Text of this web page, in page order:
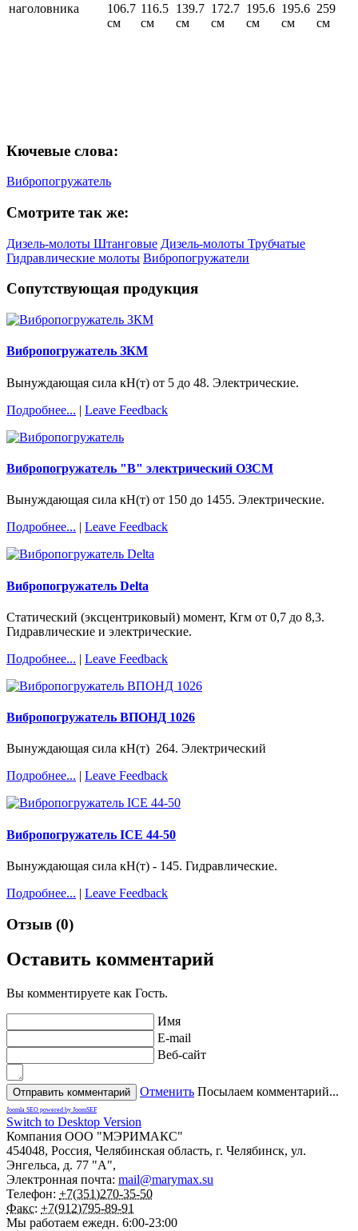
наголовника
106.7
см
116.5
см
139.7
см
172.7
см
195.6
см
195.6
см
259
см
Кючевые слова:
Вибропогружатель
Смотрите так же:
Дизель-молоты Штанговые Дизель-молоты Трубчатые
Гидравлические молоты Вибропогружатели
Сопутствующая продукция
Вибропогружатель ЗКМ
Вынуждающая сила кН(т) от 5 до 48. Электрические.
Подробнее... | Leave Feedback
Вибропогружатель "В" электрический ОЗСМ
Вынуждающая сила кН(т) от 150 до 1455. Электрические.
Подробнее... | Leave Feedback
Вибропогружатель Delta
Статический (эксцентриковый) момент, Кгм от 0,7 до 8,3.
Гидравлические и электрические.
Подробнее... | Leave Feedback
Вибропогружатель ВПОНД 1026
Вынуждающая сила кН(т) 264. Электрический
Подробнее... | Leave Feedback
Вибропогружатель ICE 44-50
Вынуждающая сила кН(т) - 145. Гидравлические.
Подробнее... | Leave Feedback
Отзыв (0)
Оставить комментарий
Вы комментируете как Гость.
Имя
E-mail
Веб-сайт
Отменить Посылаем комментарий...
Joomla SEO powered by JoomSEF
Switch to Desktop Version
Компания ООО "МЭРИМАКС"
454048, Россия, Челябинская область, г. Челябинск, ул.
Энгельса, д. 77 "А",
Электронная почта: mail@marymax.su
Телефон: +7(351)270-35-50
Факс: +7(912)795-89-91
Мы работаем ежедн. 6:00-23:00